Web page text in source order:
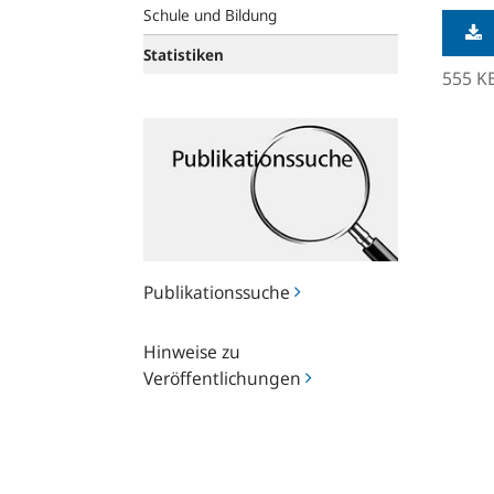
Schule und Bildung
Statistiken
Publikationssuche
Publikationssuche
Hinweise zu
Veröffentlichungen
zu
Veröffentlichungen
555